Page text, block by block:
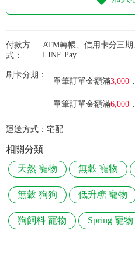
付款方
式：
ATM轉帳、信用卡分三期
LINE Pay
刷卡分期：
單筆訂單金額滿3,000 ，
單筆訂單金額滿6,000 ，
運送方式： 宅配
相關分類
天然 寵物
無穀 寵物
無穀 狗狗 低升糖 寵物
狗飼料 寵物 Spring 寵物